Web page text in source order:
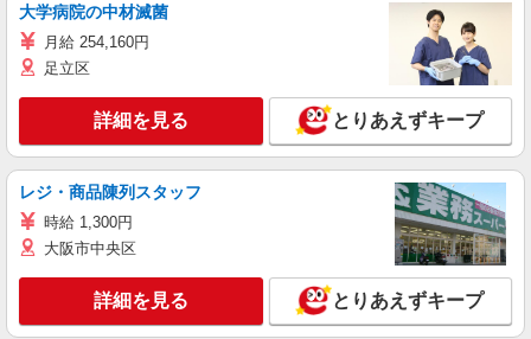
大学病院の中材滅菌
月給 254,160円
足立区
詳細を見る とりあえずキープ
レジ・商品陳列スタッフ
時給 1,300円
大阪市中央区
詳細を見る とりあえずキープ